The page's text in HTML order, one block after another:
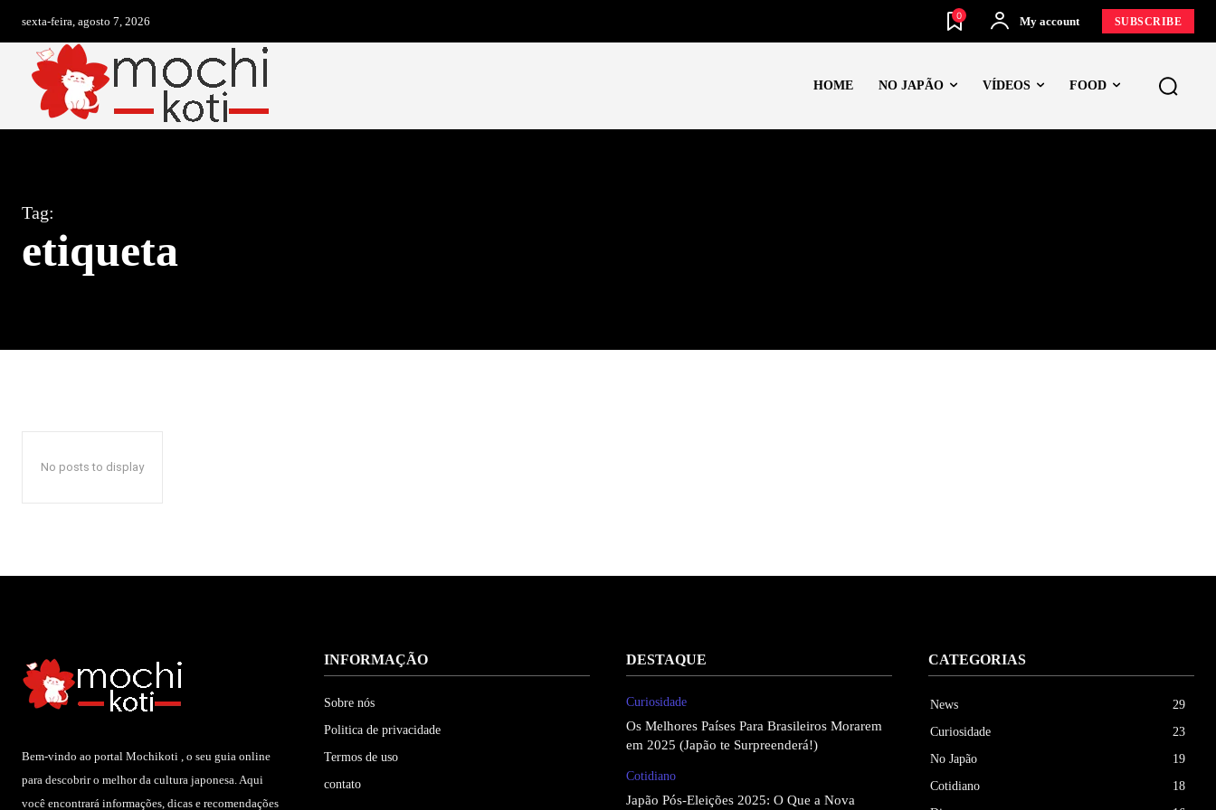
sexta-feira, agosto 7, 2026 0 My account SUBSCRIBE
HOME NO JAPÃO VÍDEOS FOOD
Tag:
etiqueta
No posts to display
Bem-vindo ao portal Mochikoti , o seu guia online
para descobrir o melhor da cultura japonesa. Aqui
você encontrará informações, dicas e recomendações
INFORMAÇÃO
Sobre nós
Politica de privacidade
Termos de uso
contato
DESTAQUE
Curiosidade
Os Melhores Países Para Brasileiros Morarem
em 2025 (Japão te Surpreenderá!)
Cotidiano
Japão Pós-Eleições 2025: O Que a Nova
CATEGORIAS
News
29
Curiosidade
23
No Japão
19
Cotidiano
18